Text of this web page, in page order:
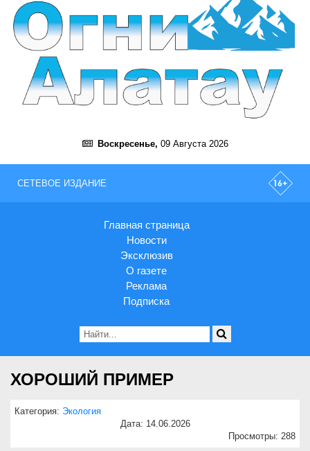
Воскресенье, 09 Августа 2026
СЕТЕВОЕ ИЗДАНИЕ
Главная страница
Новости
Эксклюзив
О газете
Реклама
Подписка
ХОРОШИЙ ПРИМЕР
Категория: Экология
Дата: 14.06.2026
Просмотры: 288